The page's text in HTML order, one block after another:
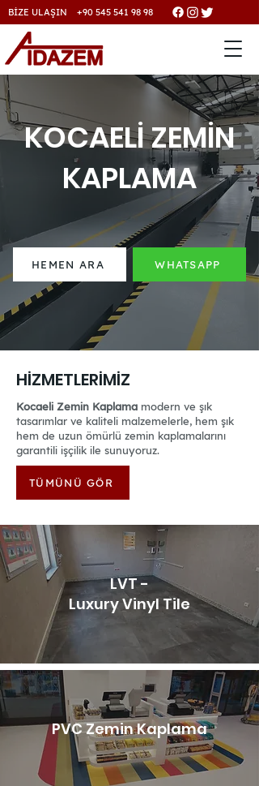
BİZE ULAŞIN +90 545 541 98 98
KOCAELİ ZEMİN
KAPLAMA
HEMEN ARA WHATSAPP
HİZMETLERİMİZ
Kocaeli Zemin Kaplama modern ve şık
tasarımlar ve kaliteli malzemelerle, hem şık
hem de uzun ömürlü zemin kaplamalarını
garantili işçilik ile sunuyoruz.
TÜMÜNÜ GÖR
LVT -
Luxury Vinyl Tile
PVC Zemin Kaplama